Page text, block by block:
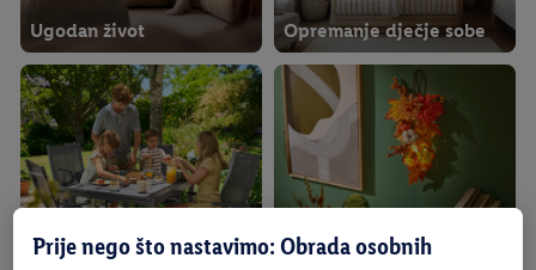
Ugodan život Opremanje dječje sobe
Prije nego što nastavimo: Obrada osobnih